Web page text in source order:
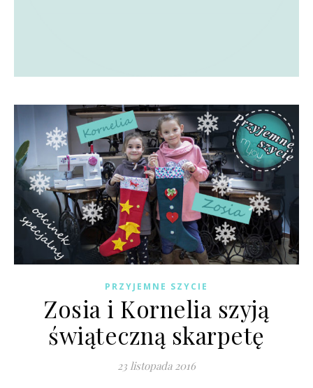
PRZYJEMNE SZYCIE
Zosia i Kornelia szyją
świąteczną skarpetę
23 listopada 2016